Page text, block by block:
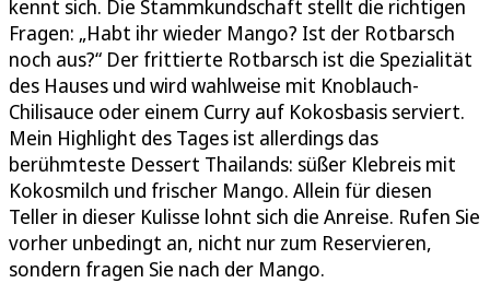
kennt sich. Die Stammkundschaft stellt die richtigen
Fragen: „Habt ihr wieder Mango? Ist der Rotbarsch
noch aus?“ Der frittierte Rotbarsch ist die Spezialität
des Hauses und wird wahlweise mit Knoblauch-
Chilisauce oder einem Curry auf Kokosbasis serviert.
Mein Highlight des Tages ist allerdings das
berühmteste Dessert Thailands: süßer Klebreis mit
Kokosmilch und frischer Mango. Allein für diesen
Teller in dieser Kulisse lohnt sich die Anreise. Rufen Sie
vorher unbedingt an, nicht nur zum Reservieren,
sondern fragen Sie nach der Mango.